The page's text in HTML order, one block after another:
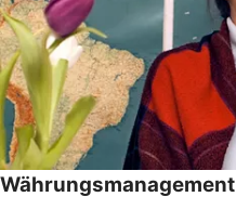
Währungsmanagement